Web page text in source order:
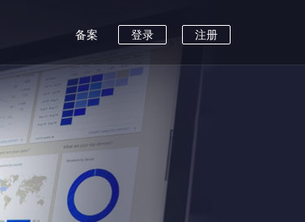
备案 登录 注册